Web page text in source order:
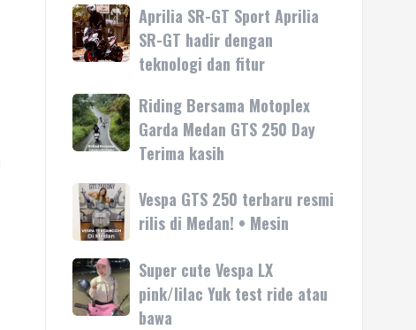
Primavera
Tanyakan
Vespa
180cc
terbaru
Aprilia
SR-
GT
Aprilia
SR-
GT
dengan
teknologi
dan
Aprilia SR-GT Sport Aprilia
SR-GT hadir dengan
teknologi dan fitur
Riding
Bersama
Motoplex
Medan
GTS
250
Terima
kasih
Riding Bersama Motoplex
Garda Medan GTS 250 Day
Terima kasih
Vespa
GTS
250
terbaru
resmi
rilis
di
Vespa GTS 250 terbaru resmi
rilis di Medan! • Mesin
Super
cute
Vespa
Super cute Vespa LX
pink/lilac Yuk test ride atau
bawa